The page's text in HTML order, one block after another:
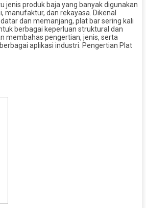
jenis produk baja yang banyak digunakan
manufaktur, dan rekayasa. Dikenal
dan memanjang, plat bar sering kali
berbagai keperluan struktural dan
membahas pengertian, jenis, serta
aplikasi industri. Pengertian Plat